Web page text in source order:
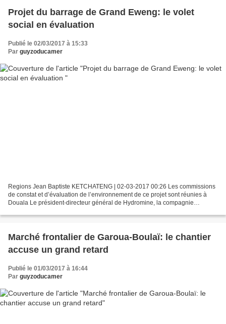
Projet du barrage de Grand Eweng: le volet
social en évaluation
Publié le 02/03/2017 à 15:33
Par guyzoducamer
Regions Jean Baptiste KETCHATENG | 02-03-2017 00:26 Les commissions
de constat et d’évaluation de l’environnement de ce projet sont réunies à
Douala Le président-directeur général de Hydromine, la compagnie
Marché frontalier de Garoua-Boulaï: le chantier
accuse un grand retard
Publié le 01/03/2017 à 16:44
Par guyzoducamer